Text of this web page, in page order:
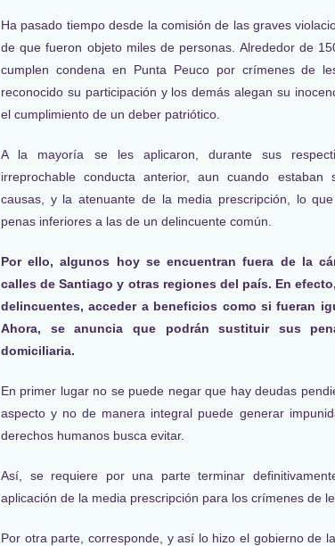
Ha pasado tiempo desde la comisión de las graves
de que fueron objeto miles de personas. Alrededor de
cumplen condena en Punta Peuco por crímenes de
reconocido su participación y los demás alegan su
el cumplimiento de un deber patriótico.
A la mayoría se les aplicaron, durante sus
irreprochable conducta anterior, aun cuando estaban
causas, y la atenuante de la media prescripción, lo
penas inferiores a las de un delincuente común.
Por ello, algunos hoy se encuentran fuera de la
calles de Santiago y otras regiones del país. En
delincuentes, acceder a beneficios como si fueran
Ahora, se anuncia que podrán sustituir sus
domiciliaria.
En primer lugar no se puede negar que hay deudas
aspecto y no de manera integral puede generar
derechos humanos busca evitar.
Así, se requiere por una parte terminar
aplicación de la media prescripción para los crímenes de
Por otra parte, corresponde, y así lo hizo el gobierno de